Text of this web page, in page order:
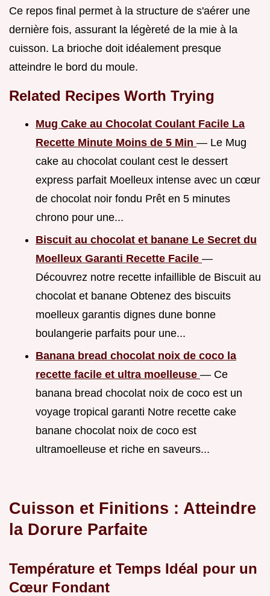
Ce repos final permet à la structure de s'aérer une
dernière fois, assurant la légèreté de la mie à la
cuisson. La brioche doit idéalement presque
atteindre le bord du moule.
Related Recipes Worth Trying
Mug Cake au Chocolat Coulant Facile La
Recette Minute Moins de 5 Min — Le Mug
cake au chocolat coulant cest le dessert
express parfait Moelleux intense avec un cœur
de chocolat noir fondu Prêt en 5 minutes
chrono pour une...
Biscuit au chocolat et banane Le Secret du
Moelleux Garanti Recette Facile —
Découvrez notre recette infaillible de Biscuit au
chocolat et banane Obtenez des biscuits
moelleux garantis dignes dune bonne
boulangerie parfaits pour une...
Banana bread chocolat noix de coco la
recette facile et ultra moelleuse — Ce
banana bread chocolat noix de coco est un
voyage tropical garanti Notre recette cake
banane chocolat noix de coco est
ultramoelleuse et riche en saveurs...
Cuisson et Finitions : Atteindre
la Dorure Parfaite
Température et Temps Idéal pour un
Cœur Fondant